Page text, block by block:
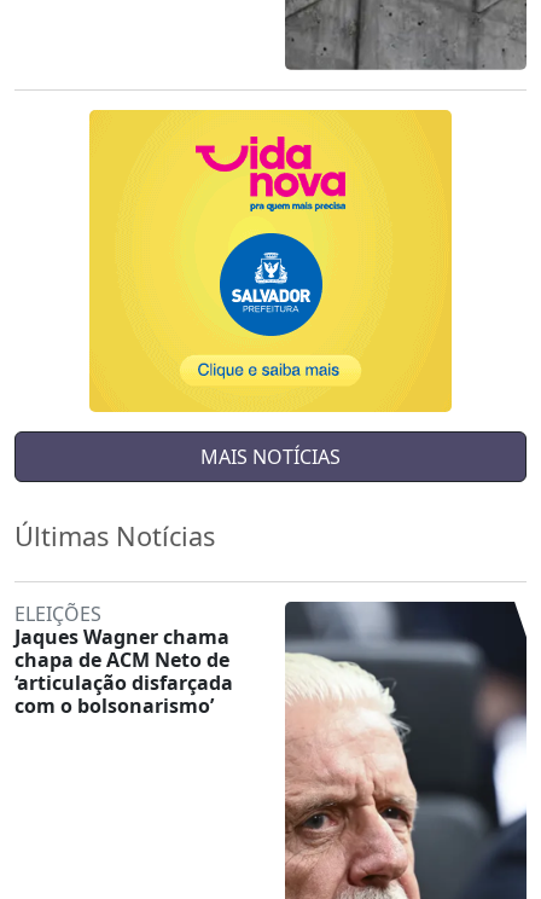
MAIS NOTÍCIAS
Últimas Notícias
ELEIÇÕES
Jaques Wagner chama
chapa de ACM Neto de
‘articulação disfarçada
com o bolsonarismo’